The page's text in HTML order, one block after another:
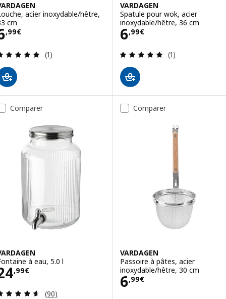
acier inoxydable/hêtre,
cm
,99€6,99€
Révision: 5 hors de 5 étoiles. Nombre total de
(1)
VARDAGEN
Spatule pour wok, acier
inoxydable/hêtre, 36 cm
6,99€
Prix 6,99€
Révision: 5
(1)
Comparer
à eau, 5.0 l
,99€
24,99€
Révision: 4.6 hors de 5 étoiles. Nombre total de
(90)
Comparer
VARDAGEN
Passoire à pâtes, acier
inoxydable/hêtre, 30 cm
6,99€
Prix 6,99€